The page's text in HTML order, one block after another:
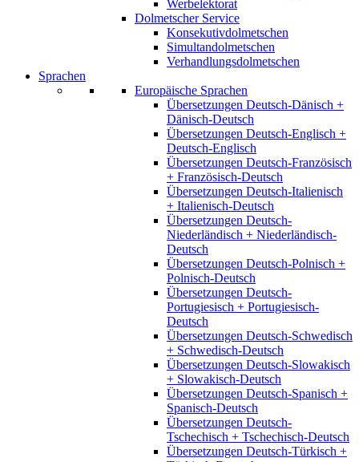
Werbelektorat
Dolmetscher Service
Konsekutivdolmetschen
Simultandolmetschen
Verhandlungsdolmetschen
Sprachen
Europäische Sprachen
Übersetzungen Deutsch-Dänisch +
Dänisch-Deutsch
Übersetzungen Deutsch-Englisch +
Deutsch-Englisch
Übersetzungen Deutsch-Französisch
+ Französisch-Deutsch
Übersetzungen Deutsch-Italienisch
+ Italienisch-Deutsch
Übersetzungen Deutsch-
Niederländisch + Niederländisch-
Deutsch
Übersetzungen Deutsch-Polnisch +
Polnisch-Deutsch
Übersetzungen Deutsch-
Portugiesisch + Portugiesisch-
Deutsch
Übersetzungen Deutsch-Schwedisch
+ Schwedisch-Deutsch
Übersetzungen Deutsch-Slowakisch
+ Slowakisch-Deutsch
Übersetzungen Deutsch-Spanisch +
Spanisch-Deutsch
Übersetzungen Deutsch-
Tschechisch + Tschechisch-Deutsch
Übersetzungen Deutsch-Türkisch +